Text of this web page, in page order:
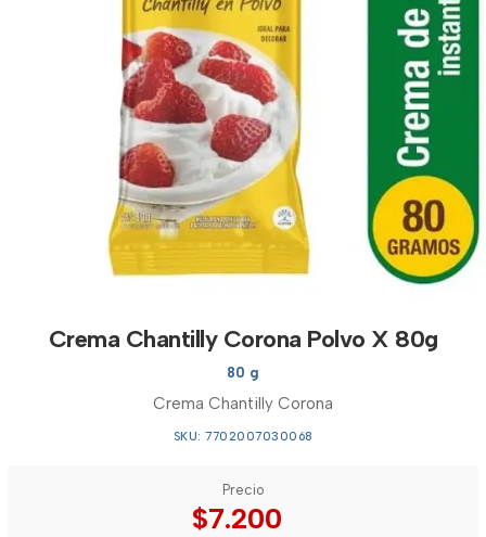
Crema Chantilly Corona Polvo X 80g
80 g
Crema Chantilly Corona
SKU: 7702007030068
Precio
$7.200